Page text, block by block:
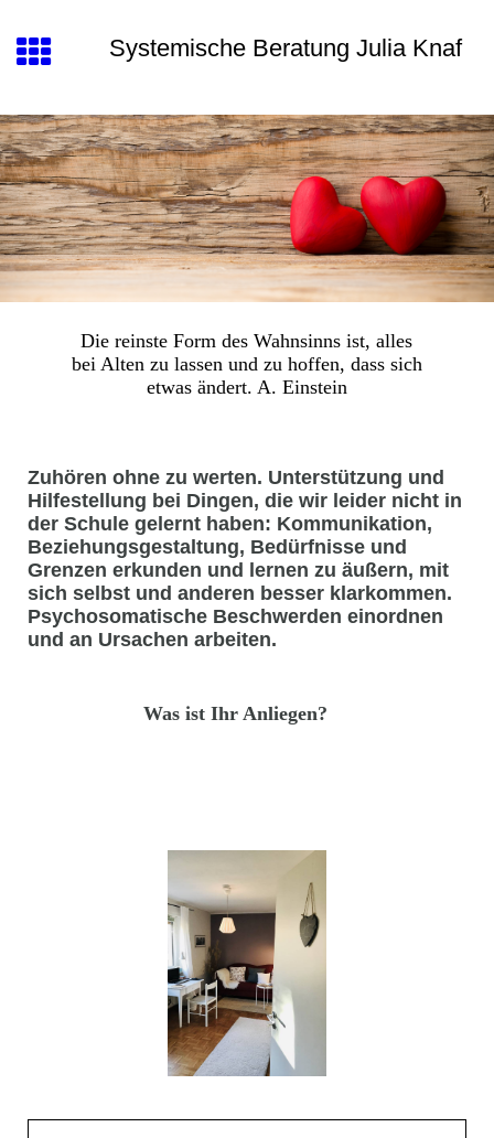
Systemische Beratung Julia Knaf
Die reinste Form des Wahnsinns ist, alles
bei Alten zu lassen und zu hoffen, dass sich
etwas ändert. A. Einstein
Zuhören ohne zu werten. Unterstützung und
Hilfestellung bei Dingen, die wir leider nicht in
der Schule gelernt haben: Kommunikation,
Beziehungsgestaltung, Bedürfnisse und
Grenzen erkunden und lernen zu äußern, mit
sich selbst und anderen besser klarkommen.
Psychosomatische Beschwerden einordnen
und an Ursachen arbeiten.
Was ist Ihr Anliegen?